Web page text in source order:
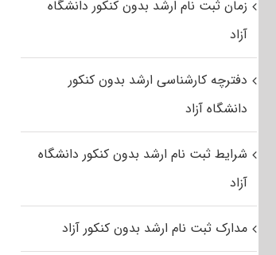
زمان ثبت نام ارشد بدون کنکور دانشگاه
آزاد
دفترچه کارشناسی ارشد بدون کنکور
دانشگاه آزاد
شرایط ثبت نام ارشد بدون کنکور دانشگاه
آزاد
مدارک ثبت نام ارشد بدون کنکور آزاد